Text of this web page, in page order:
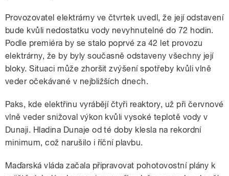
Provozovatel elektrárny ve čtvrtek uvedl, že její odstavení
bude kvůli nedostatku vody nevyhnutelné do 72 hodin.
Podle premiéra by se stalo poprvé za 42 let provozu
elektrárny, že by byly současně odstaveny všechny její
bloky. Situaci může zhoršit zvýšení spotřeby kvůli vlně
veder očekávané v nejbližších dnech.
Paks, kde elektřinu vyrábějí čtyři reaktory, už při červnové
vlně veder snižoval výkon kvůli vysoké teplotě vody v
Dunaji. Hladina Dunaje od té doby klesla na rekordní
minimum, což narušilo i říční plavbu.
Maďarská vláda začala připravovat pohotovostní plány k